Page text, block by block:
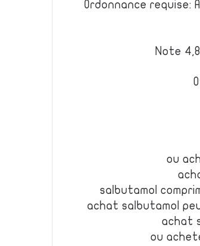
Ordonnance requise:
Note
ou
salbutamol
achat salbutamol
achat
ou